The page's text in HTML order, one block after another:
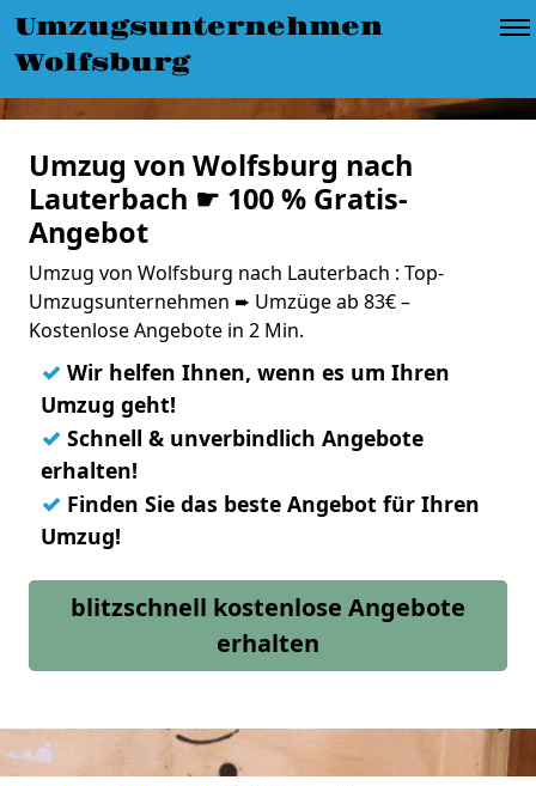
Umzugsunternehmen
Wolfsburg
Umzug von Wolfsburg nach
Lauterbach ☛ 100 % Gratis-
Angebot
Umzug von Wolfsburg nach Lauterbach : Top-
Umzugsunternehmen ➨ Umzüge ab 83€ –
Kostenlose Angebote in 2 Min.
✓ Wir helfen Ihnen, wenn es um Ihren
Umzug geht!
✓ Schnell & unverbindlich Angebote
erhalten!
✓ Finden Sie das beste Angebot für Ihren
Umzug!
blitzschnell kostenlose Angebote
erhalten